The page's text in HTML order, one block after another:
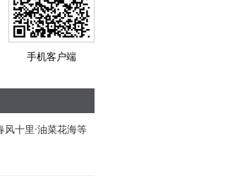
手机客户端
十里·油菜花海等